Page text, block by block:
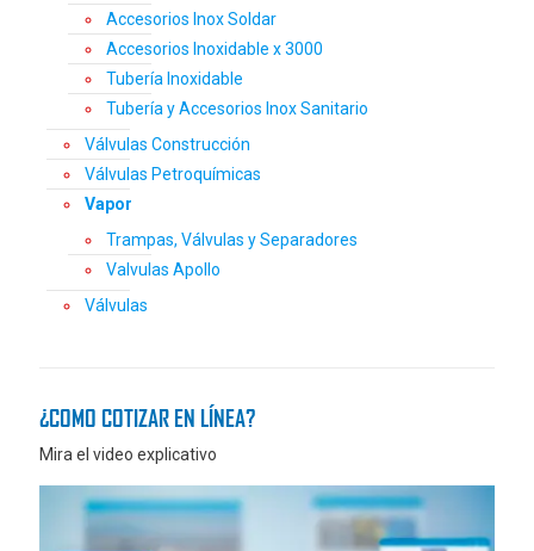
Accesorios Inox Soldar
Accesorios Inoxidable x 3000
Tubería Inoxidable
Tubería y Accesorios Inox Sanitario
Válvulas Construcción
Válvulas Petroquímicas
Vapor
Trampas, Válvulas y Separadores
Valvulas Apollo
Válvulas
¿COMO COTIZAR EN LÍNEA?
Mira el video explicativo